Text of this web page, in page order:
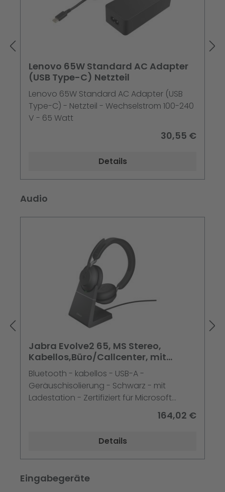
Lenovo 65W Standard AC Adapter
(USB Type-C) Netzteil
Lenovo 65W Standard AC Adapter (USB
Type-C) - Netzteil - Wechselstrom 100-240
V - 65 Watt
30,55 €
Details
Produktgalerie überspringen
Audio
Jabra Evolve2 65, MS Stereo,
Kabellos,Büro/Callcenter, mit
Ladestation
Bluetooth - kabellos - USB-A -
Geräuschisolierung - Schwarz - mit
Ladestation - Zertifiziert für Microsoft
164,02 €
Details
Produktgalerie überspringen
Eingabegeräte